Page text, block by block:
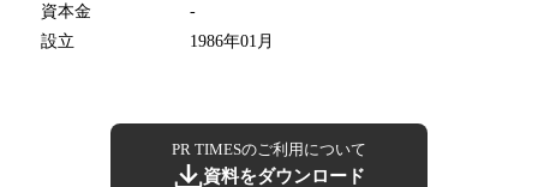
資本金
-
設立
1986年01月
PR TIMESのご利用について
資料をダウンロード